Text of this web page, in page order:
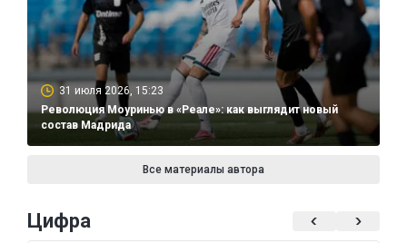
31 июля 2026, 15:23
Революция Моуринью в «Реале»: как выглядит новый
состав Мадрида
Все материалы автора
Цифра